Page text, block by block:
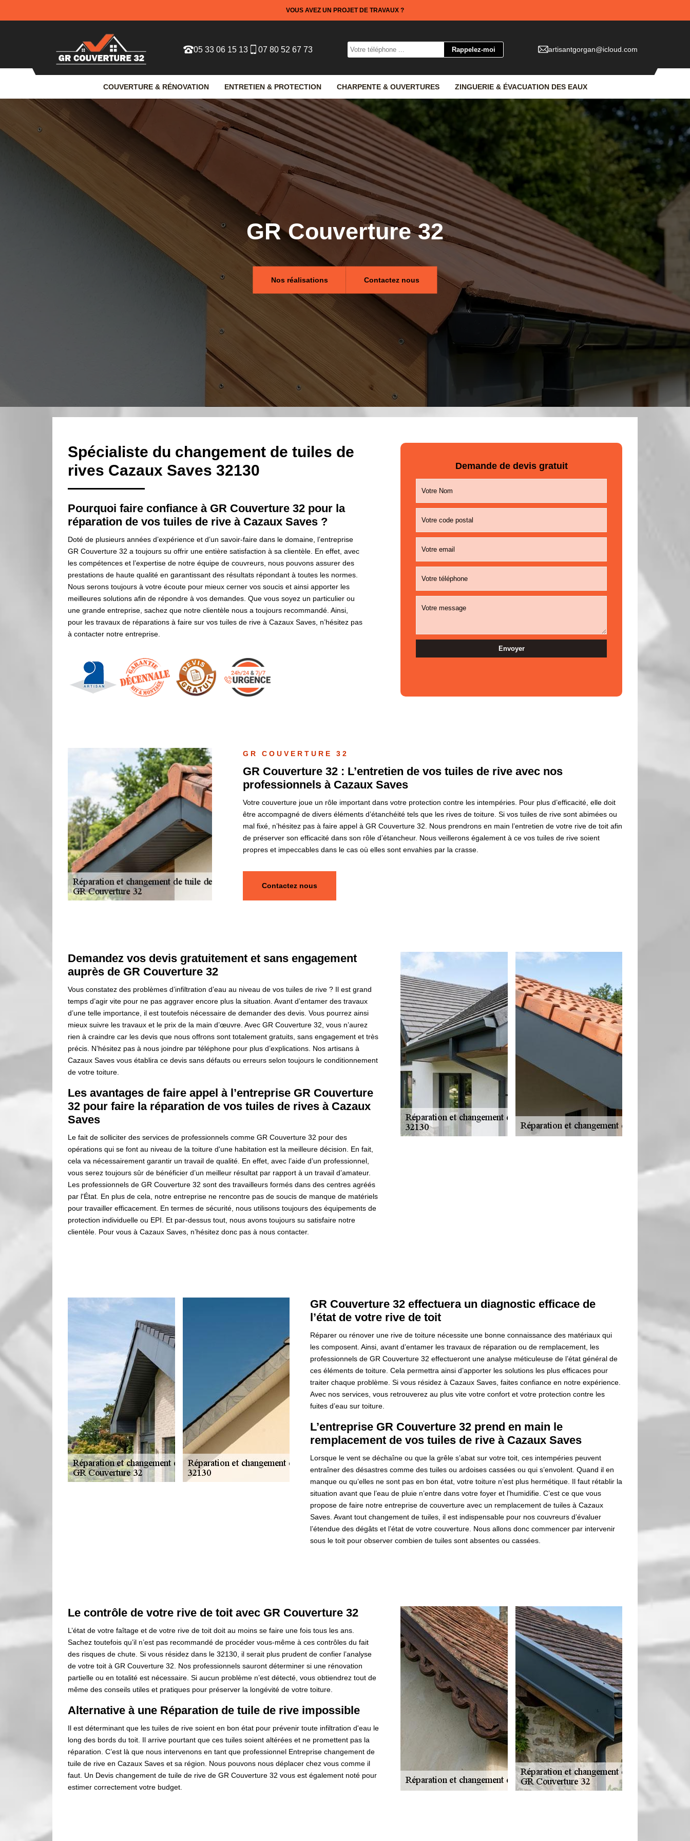
VOUS AVEZ UN PROJET DE TRAVAUX ?
05 33 06 15 13 07 80 52 67 73 artisantgorgan@icloud.com
COUVERTURE & RÉNOVATION ENTRETIEN & PROTECTION CHARPENTE & OUVERTURES ZINGUERIE & ÉVACUATION DES EAUX
GR Couverture 32
Nos réalisations Contactez nous
Spécialiste du changement de tuiles de
rives Cazaux Saves 32130
Pourquoi faire confiance à GR Couverture 32 pour la
réparation de vos tuiles de rive à Cazaux Saves ?
Doté de plusieurs années d’expérience et d’un savoir-faire dans le domaine, l’entreprise
GR Couverture 32 a toujours su offrir une entière satisfaction à sa clientèle. En effet, avec
les compétences et l’expertise de notre équipe de couvreurs, nous pouvons assurer des
prestations de haute qualité en garantissant des résultats répondant à toutes les normes.
Nous serons toujours à votre écoute pour mieux cerner vos soucis et ainsi apporter les
meilleures solutions afin de répondre à vos demandes. Que vous soyez un particulier ou
une grande entreprise, sachez que notre clientèle nous a toujours recommandé. Ainsi,
pour les travaux de réparations à faire sur vos tuiles de rive à Cazaux Saves, n’hésitez pas
à contacter notre entreprise.
Demande de devis gratuit
GR COUVERTURE 32
GR Couverture 32 : L’entretien de vos tuiles de rive avec nos
professionnels à Cazaux Saves
Votre couverture joue un rôle important dans votre protection contre les intempéries. Pour plus d’efficacité, elle doit
être accompagné de divers éléments d’étanchéité tels que les rives de toiture. Si vos tuiles de rive sont abimées ou
mal fixé, n’hésitez pas à faire appel à GR Couverture 32. Nous prendrons en main l’entretien de votre rive de toit afin
de préserver son efficacité dans son rôle d’étancheur. Nous veillerons également à ce vos tuiles de rive soient
propres et impeccables dans le cas où elles sont envahies par la crasse.
Contactez nous
Demandez vos devis gratuitement et sans engagement
auprès de GR Couverture 32
Vous constatez des problèmes d’infiltration d’eau au niveau de vos tuiles de rive ? Il est grand
temps d’agir vite pour ne pas aggraver encore plus la situation. Avant d’entamer des travaux
d’une telle importance, il est toutefois nécessaire de demander des devis. Vous pourrez ainsi
mieux suivre les travaux et le prix de la main d’œuvre. Avec GR Couverture 32, vous n’aurez
rien à craindre car les devis que nous offrons sont totalement gratuits, sans engagement et très
précis. N’hésitez pas à nous joindre par téléphone pour plus d’explications. Nos artisans à
Cazaux Saves vous établira ce devis sans défauts ou erreurs selon toujours le conditionnement
de votre toiture.
Les avantages de faire appel à l’entreprise GR Couverture
32 pour faire la réparation de vos tuiles de rives à Cazaux
Saves
Le fait de solliciter des services de professionnels comme GR Couverture 32 pour des
opérations qui se font au niveau de la toiture d'une habitation est la meilleure décision. En fait,
cela va nécessairement garantir un travail de qualité. En effet, avec l’aide d’un professionnel,
vous serez toujours sûr de bénéficier d’un meilleur résultat par rapport à un travail d’amateur.
Les professionnels de GR Couverture 32 sont des travailleurs formés dans des centres agréés
par l'État. En plus de cela, notre entreprise ne rencontre pas de soucis de manque de matériels
pour travailler efficacement. En termes de sécurité, nous utilisons toujours des équipements de
protection individuelle ou EPI. Et par-dessus tout, nous avons toujours su satisfaire notre
clientèle. Pour vous à Cazaux Saves, n’hésitez donc pas à nous contacter.
GR Couverture 32 effectuera un diagnostic efficace de
l’état de votre rive de toit
Réparer ou rénover une rive de toiture nécessite une bonne connaissance des matériaux qui
les composent. Ainsi, avant d’entamer les travaux de réparation ou de remplacement, les
professionnels de GR Couverture 32 effectueront une analyse méticuleuse de l’état général de
ces éléments de toiture. Cela permettra ainsi d’apporter les solutions les plus efficaces pour
traiter chaque problème. Si vous résidez à Cazaux Saves, faites confiance en notre expérience.
Avec nos services, vous retrouverez au plus vite votre confort et votre protection contre les
fuites d’eau sur toiture.
L’entreprise GR Couverture 32 prend en main le
remplacement de vos tuiles de rive à Cazaux Saves
Lorsque le vent se déchaîne ou que la grêle s’abat sur votre toit, ces intempéries peuvent
entraîner des désastres comme des tuiles ou ardoises cassées ou qui s’envolent. Quand il en
manque ou qu’elles ne sont pas en bon état, votre toiture n’est plus hermétique. Il faut rétablir la
situation avant que l’eau de pluie n’entre dans votre foyer et l’humidifie. C’est ce que vous
propose de faire notre entreprise de couverture avec un remplacement de tuiles à Cazaux
Saves. Avant tout changement de tuiles, il est indispensable pour nos couvreurs d’évaluer
l’étendue des dégâts et l’état de votre couverture. Nous allons donc commencer par intervenir
sous le toit pour observer combien de tuiles sont absentes ou cassées.
Le contrôle de votre rive de toit avec GR Couverture 32
L’état de votre faîtage et de votre rive de toit doit au moins se faire une fois tous les ans.
Sachez toutefois qu’il n’est pas recommandé de procéder vous-même à ces contrôles du fait
des risques de chute. Si vous résidez dans le 32130, il serait plus prudent de confier l’analyse
de votre toit à GR Couverture 32. Nos professionnels sauront déterminer si une rénovation
partielle ou en totalité est nécessaire. Si aucun problème n’est détecté, vous obtiendrez tout de
même des conseils utiles et pratiques pour préserver la longévité de votre toiture.
Alternative à une Réparation de tuile de rive impossible
Il est déterminant que les tuiles de rive soient en bon état pour prévenir toute infiltration d'eau le
long des bords du toit. Il arrive pourtant que ces tuiles soient altérées et ne promettent pas la
réparation. C’est là que nous intervenons en tant que professionnel Entreprise changement de
tuile de rive en Cazaux Saves et sa région. Nous pouvons nous déplacer chez vous comme il
faut. Un Devis changement de tuile de rive de GR Couverture 32 vous est également noté pour
estimer correctement votre budget.